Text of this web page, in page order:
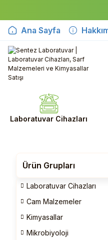
Ana Sayfa
Laboratuvar Cihazları
Ürün Grupları
Laboratuvar Cihazları
Cam Malzemeler
Kimyasallar
Mikrobiyoloji